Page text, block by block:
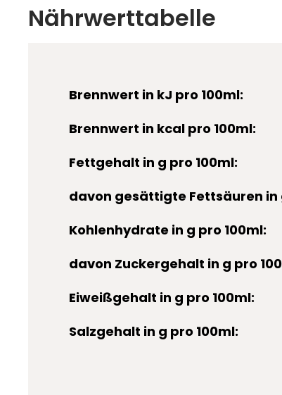
Nährwerttabelle
Fettgehalt in g pro 100ml:
Salzgehalt in g pro 100ml:
Eiweißgehalt in g pro 100ml:
Kohlenhydrate in g pro 100ml:
Brennwert in kJ pro 100ml:
davon Zuckergehalt in g pro
davon gesättigte Fettsäuren in
Brennwert in kcal pro 100ml: